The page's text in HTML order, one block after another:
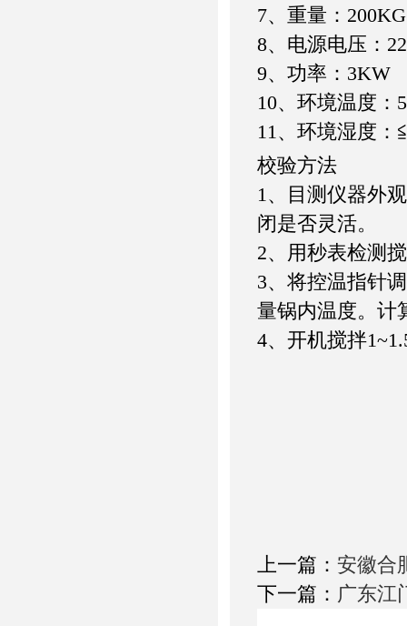
7、重量：200KG
8、电源电压：
9、功率：3KW
10、环境温度：
11、环境湿度：
校验方法
1、目测仪器外
闭是否灵活。
2、用秒表检测
3、将控温指针
量锅内温度。计
4、开机搅拌
上一篇： 安徽合
下一篇： 广东江